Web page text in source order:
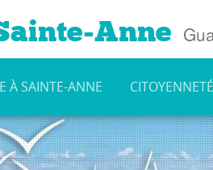
Anne
À SAINTE-ANNE CITOYENNETÉ